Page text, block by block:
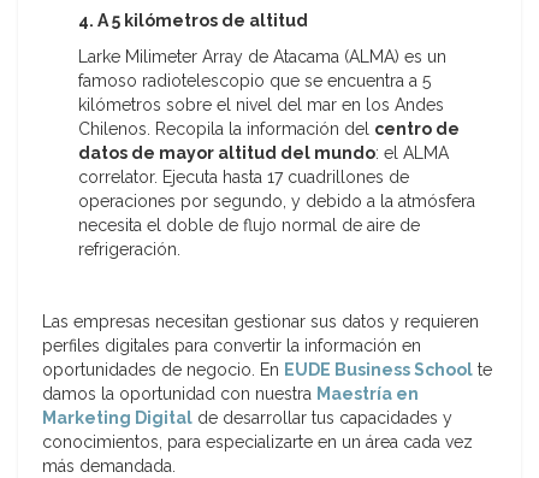
4. A 5 kilómetros de altitud
Larke Milimeter Array de Atacama (ALMA) es un
famoso radiotelescopio que se encuentra a 5
kilómetros sobre el nivel del mar en los Andes
Chilenos. Recopila la información del centro de
datos de mayor altitud del mundo: el ALMA
correlator. Ejecuta hasta 17 cuadrillones de
operaciones por segundo, y debido a la atmósfera
necesita el doble de flujo normal de aire de
refrigeración.
Las empresas necesitan gestionar sus datos y requieren
perfiles digitales para convertir la información en
oportunidades de negocio. En EUDE Business School te
damos la oportunidad con nuestra Maestría en
Marketing Digital de desarrollar tus capacidades y
conocimientos, para especializarte en un área cada vez
más demandada.